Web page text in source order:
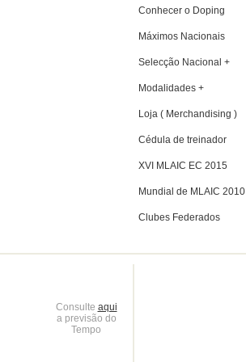
Conhecer o Doping
Máximos Nacionais
Selecção Nacional +
Modalidades +
Loja ( Merchandising )
Cédula de treinador
XVI MLAIC EC 2015
Mundial de MLAIC 2010
Clubes Federados
Consulte aqui
a previsão do
Tempo